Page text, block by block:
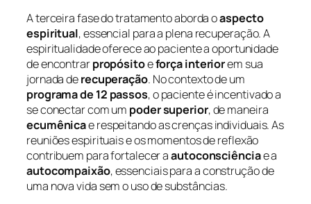
A terceira fase do tratamento aborda oaspecto
espiritual, essencial para a plena recuperação. A
espiritualidade oferece ao paciente a oportunidade
de encontrarpropósitoeforça interiorem sua
jornada derecuperação. No contexto de um
programa de 12 passos, o paciente é incentivado a
se conectar com um poder superior, de maneira
ecumênicae respeitando as crenças individuais. As
reuniões espirituais e os momentos de reflexão
contribuem para fortalecer aautoconsciênciae a
autocompaixão, essenciais para a construção de
uma nova vida sem o uso de substâncias.